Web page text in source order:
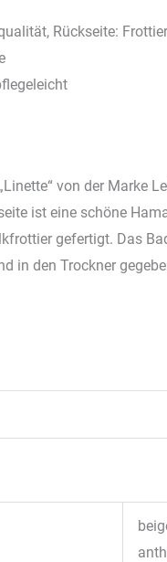
Rückseite: Frottier
von der Marke
ist eine schöne
gefertigt. Das
in den Trockner